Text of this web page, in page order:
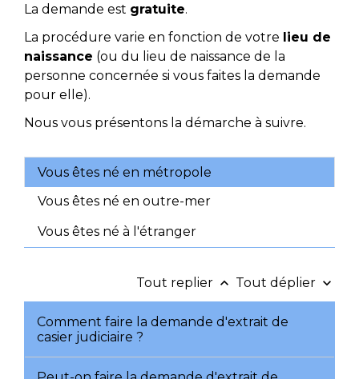
La demande est gratuite.
La procédure varie en fonction de votre lieu de
naissance (ou du lieu de naissance de la
personne concernée si vous faites la demande
pour elle).
Nous vous présentons la démarche à suivre.
Vous êtes né en métropole
Vous êtes né en outre-mer
Vous êtes né à l'étranger
Tout replier keyboard_arrow_up Tout déplier keyboard_arrow_down
Comment faire la demande d'extrait de
casier judiciaire ?